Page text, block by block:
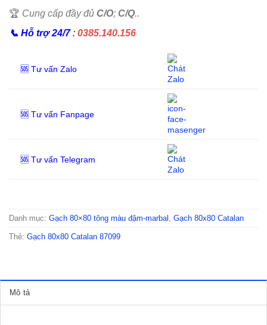
🏆 Cung cấp đầy đủ C/O; C/Q..
📞 Hỗ trợ 24/7: 0385.140.156
🆘 Tư vấn Zalo
🆘 Tư vấn Fanpage
🆘 Tư vấn Telegram
Danh mục: Gạch 80×80 tông màu đậm-marbal Gạch 80x80 Catalan
Thẻ: Gạch 80x80 Catalan 87099
Mô tả